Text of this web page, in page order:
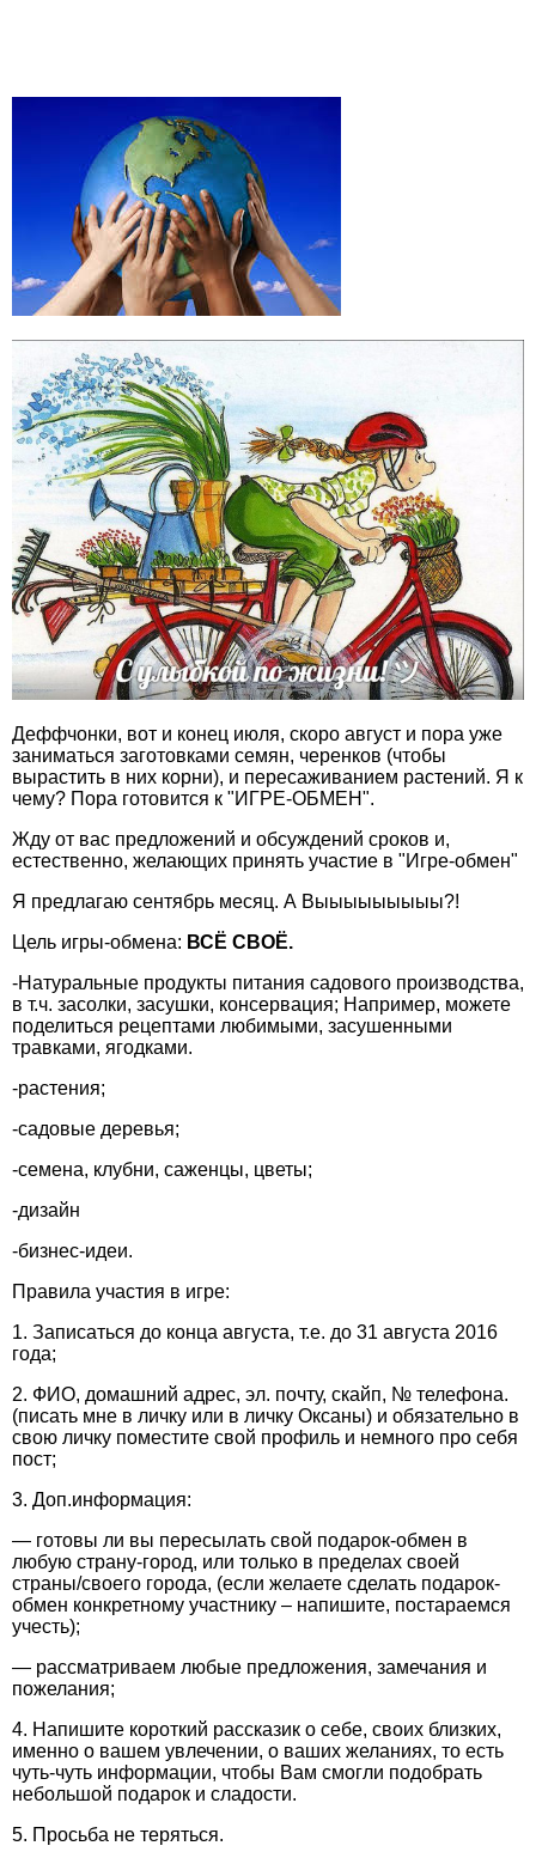
Деффчонки, вот и конец июля, скоро август и пора уже
заниматься заготовками семян, черенков (чтобы
вырастить в них корни), и пересаживанием растений. Я к
чему? Пора готовится к "ИГРЕ-ОБМЕН".
Жду от вас предложений и обсуждений сроков и,
естественно, желающих принять участие в "Игре-обмен"
Я предлагаю сентябрь месяц. А Выыыыыыыыы?!
Цель игры-обмена: ВСЁ СВОЁ.
-Натуральные продукты питания садового производства,
в т.ч. засолки, засушки, консервация; Например, можете
поделиться рецептами любимыми, засушенными
травками, ягодками.
-растения;
-садовые деревья;
-семена, клубни, саженцы, цветы;
-дизайн
-бизнес-идеи.
Правила участия в игре:
1. Записаться до конца августа, т.е. до 31 августа 2016
года;
2. ФИО, домашний адрес, эл. почту, скайп, № телефона.
(писать мне в личку или в личку Оксаны) и обязательно в
свою личку поместите свой профиль и немного про себя
пост;
3. Доп.информация:
— готовы ли вы пересылать свой подарок-обмен в
любую страну-город, или только в пределах своей
страны/своего города, (если желаете сделать подарок-
обмен конкретному участнику – напишите, постараемся
учесть);
— рассматриваем любые предложения, замечания и
пожелания;
4. Напишите короткий рассказик о себе, своих близких,
именно о вашем увлечении, о ваших желаниях, то есть
чуть-чуть информации, чтобы Вам смогли подобрать
небольшой подарок и сладости.
5. Просьба не теряться.